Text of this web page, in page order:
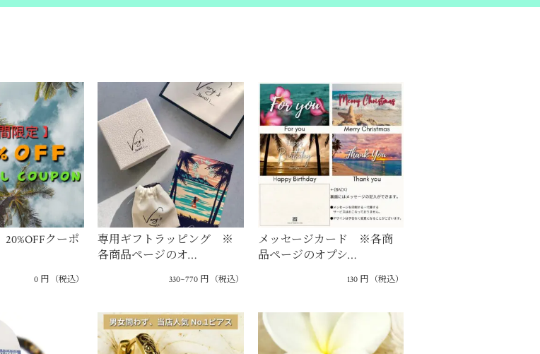
20%OFFクーポ
0 円 （税込）
専用ギフトラッピング ※
各商品ページのオ…
330~770 円 （税込）
メッセージカード ※各商
品ページのオプシ…
130 円 （税込）